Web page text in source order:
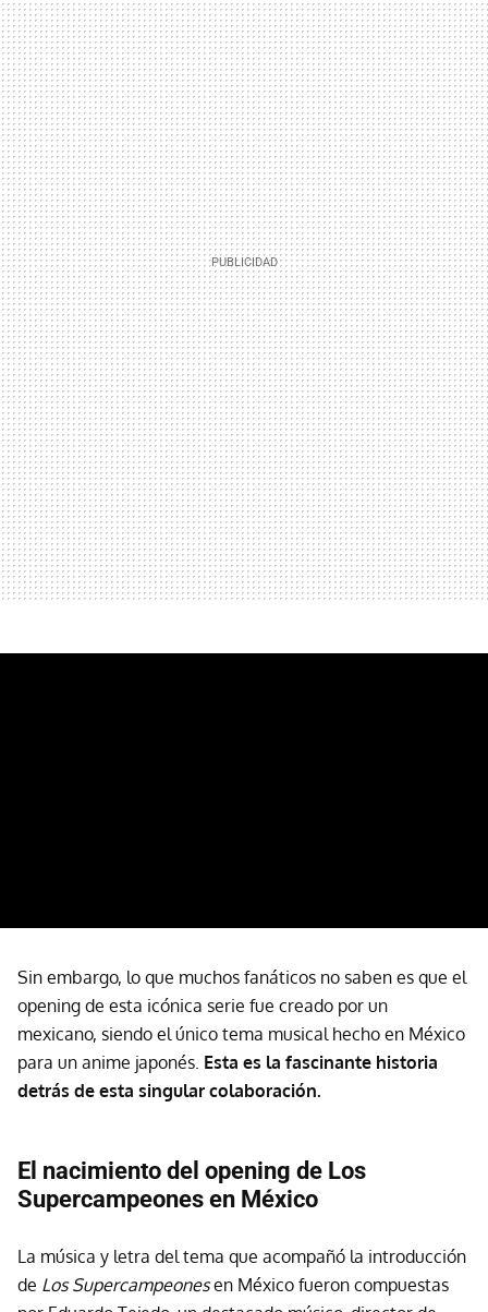
Sin embargo, lo que muchos fanáticos no saben es que el
opening de esta icónica serie fue creado por un
mexicano, siendo el único tema musical hecho en México
para un anime japonés. Esta es la fascinante historia
detrás de esta singular colaboración.
El nacimiento del opening de Los
Supercampeones en México
La música y letra del tema que acompañó la introducción
de Los Supercampeonesen México fueron compuestas